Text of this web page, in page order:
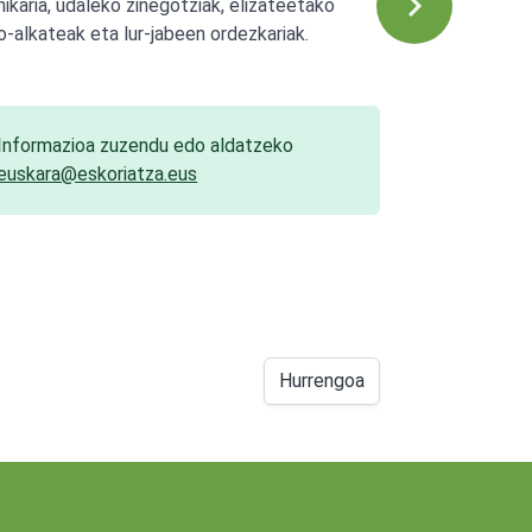
udaleko zinegotziak, elizateetako
alkateak eta lur-jabeen ordezkariak.
zuzendu edo aldatzeko
Hurrengoa